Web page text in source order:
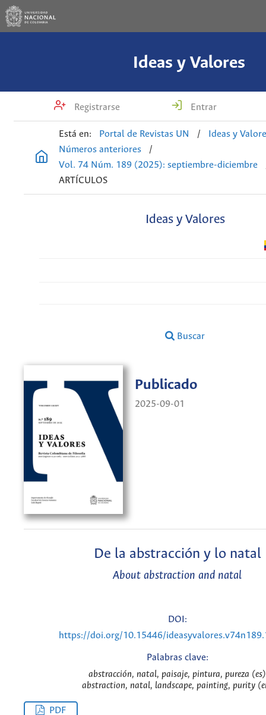
Ideas y Valores
Registrarse Entrar
Está en: Portal de Revistas UN /
Ideas y
Números anteriores
/
Vol. 74 Núm. 189 (2025): septiembre-diciembre
ARTÍCULOS
Ideas y Valores
Buscar
Publicado
2025-09-01
De la abstracción y lo natal
About abstraction and natal
DOI:
https://doi.org/10.15446/
Palabras clave:
abstracción, natal, paisaje, pintura, pureza (es)
abstraction, natal, landscape, painting, purity
PDF